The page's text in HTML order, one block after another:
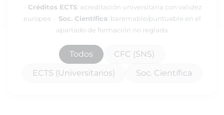
· Créditos ECTS: acreditación universitaria con validez
europea · Soc. Científica: baremable/puntuable en el
apartado de formación no reglada
Todos
CFC (SNS)
ECTS (Universitarios)
Soc. Científica